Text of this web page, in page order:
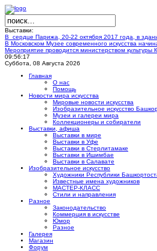
Выставки:
В сердце Парижа, 20-22 октября 2017 года, в
В Московском Музее современного искусства
Мероприятие проводится министерством культуры
09:56:17
Суббота, 08 Августа 2026
Главная
О нас
Помощь
Новости мира искусства
Мировые новости искусства
Изобразительное искусство
Музеи и галереи мира
Коллекционеры и собиратели
Выставки, афиша
Выставки в мире
Выставки в Уфе
Выставки в Стерлитамаке
Выставки в Ишимбае
Выставки в Салавате
Изобразительное искусство
Художники Республики
Известные имена художников
МАСТЕР-КЛАСС
Стили и направления
Разное
Законодательство
Коммерция в искусстве
Юмор
Разное
Галерея
Магазин
Форум